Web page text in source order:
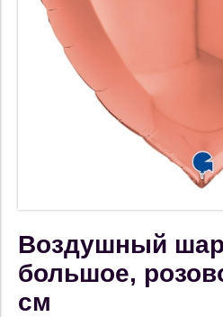
Воздушный
большое,
см